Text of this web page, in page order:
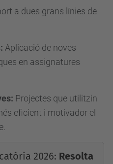
a dues grans línies de
Aplicació de noves
en assignatures
Projectes que utilitzin
eficient i motivador el
2026: Resolta